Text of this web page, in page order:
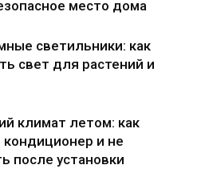
место дома
светильники: как
свет для растений и
климат летом: как
и не
после установки